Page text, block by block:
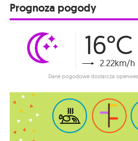
Prognoza pogody
16°C
2.22km/h
Dane pogodowe dostarcza